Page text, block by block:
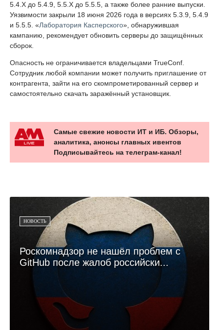
5.4.X до 5.4.9, 5.5.X до 5.5.5, а также более ранние выпуски.
Уязвимости закрыли 18 июня 2026 года в версиях 5.3.9, 5.4.9
и 5.5.5. «Лаборатория Касперского», обнаружившая
кампанию, рекомендует обновить серверы до защищённых
сборок.
Опасность не ограничивается владельцами TrueConf.
Сотрудник любой компании может получить приглашение от
контрагента, зайти на его скомпрометированный сервер и
самостоятельно скачать заражённый установщик.
Самые свежие новости ИТ и ИБ. Обзоры,
аналитика, анонсы главных ивентов
Подписывайтесь на телеграм-канал!
НОВОСТЬ
Роскомнадзор не нашёл проблем с
GitHub после жалоб российски...